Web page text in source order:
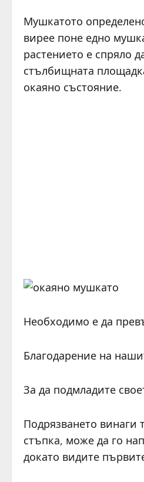
Мушкатото
вирее поне едно
растението е спряло
стълбищната
окаяно състояние.
Необходимо е да
Благодарение на
За да подмладите
Подрязването винаги
стъпка, може да го
докато видите